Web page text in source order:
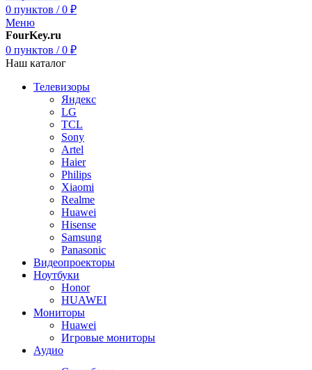
0 пунктов / 0 ₽
Меню
FourKey.ru
0 пунктов / 0 ₽
Наш каталог
Телевизоры
Яндекс
LG
TCL
Sony
Artel
Haier
Philips
Xiaomi
Realme
Huawei
Hisense
Samsung
Panasonic
Видеопроекторы
Ноутбуки
Honor
HUAWEI
Мониторы
Huawei
Игровые мониторы
Аудио